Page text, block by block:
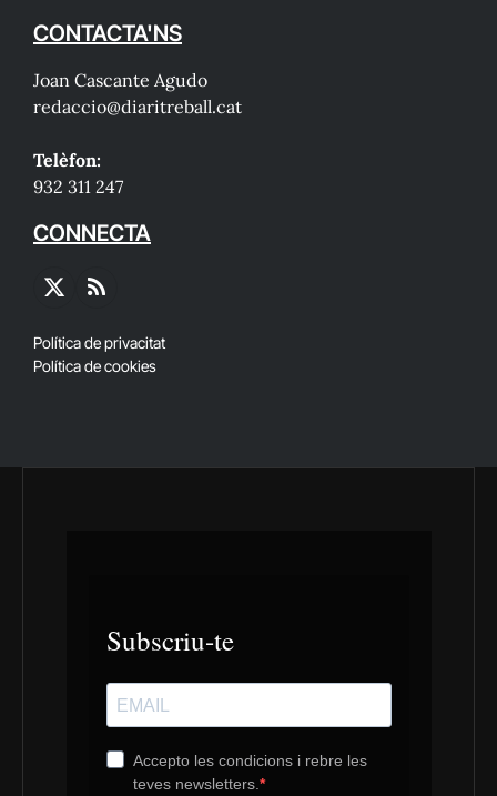
CONTACTA'NS
Joan Cascante Agudo
redaccio@diaritreball.cat
Telèfon:
932 311 247
CONNECTA
X
RSS
Política de privacitat
Política de cookies